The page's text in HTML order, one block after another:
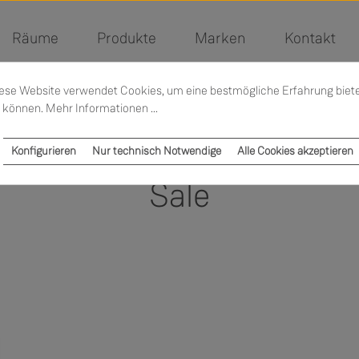
Räume Produkte Marken Kontakt
Sale
Website verwendet Cookies, um eine bestmögliche Erfahrung
können. Mehr Informationen ...
Nur technisch Notwendige
Konfigurieren Alle Cookies akzeptieren